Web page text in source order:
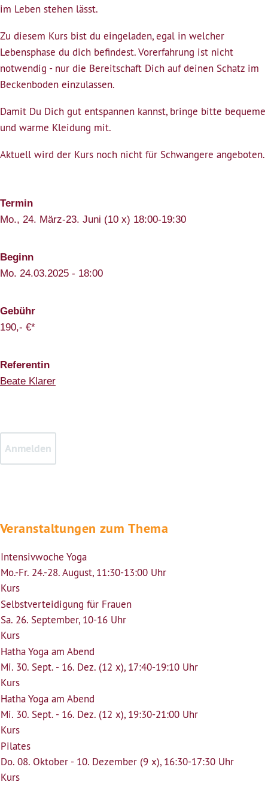
im Leben stehen lässt.
Zu diesem Kurs bist du eingeladen, egal in welcher
Lebensphase du dich befindest. Vorerfahrung ist nicht
notwendig - nur die Bereitschaft Dich auf deinen Schatz im
Beckenboden einzulassen.
Damit Du Dich gut entspannen kannst, bringe bitte bequeme
und warme Kleidung mit.
Aktuell wird der Kurs noch nicht für Schwangere angeboten.
Termin
Mo., 24. März-23. Juni (10 x) 18:00-19:30
Beginn
Mo. 24.03.2025 - 18:00
Gebühr
190,- €*
Referentin
Beate Klarer
Veranstaltungen zum Thema
Intensivwoche Yoga
Mo.-Fr. 24.-28. August, 11:30-13:00 Uhr
Kurs
Selbstverteidigung für Frauen
Sa. 26. September, 10-16 Uhr
Kurs
Hatha Yoga am Abend
Mi. 30. Sept. - 16. Dez. (12 x), 17:40-19:10 Uhr
Kurs
Hatha Yoga am Abend
Mi. 30. Sept. - 16. Dez. (12 x), 19:30-21:00 Uhr
Kurs
Pilates
Do. 08. Oktober - 10. Dezember (9 x), 16:30-17:30 Uhr
Kurs